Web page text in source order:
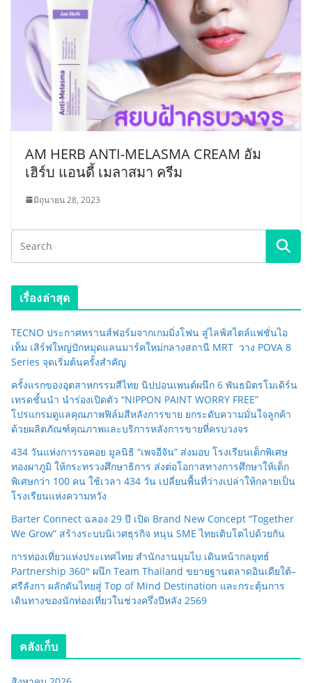
AM HERB ANTI-MELASMA CREAM อัม
เฮิร์บ แอนดี้ เมลาสมา ครีม
มิถุนายน 28, 2023
เรื่องล่าสุด
TECNO ประกาศทรานส์ฟอร์มจากเกมมิ่งโฟน สู่ไลฟ์สไตล์แฟชั่นไอ
เท็ม เสิร์ฟใหญ่ปักหมุดแลนมาร์คใหม่กลางสถานี MRT วาง POVA 8
Series จุดเริ่มต้นครั้งสำคัญ
ครั้งแรกของอุตสาหกรรมสีไทย นิปปอนเพนต์ผนึก 6 พันธมิตรโมเดิร์น
เทรดชั้นนำ นำร่องเปิดตัว “NIPPON PAINT WORRY FREE”
โปรแกรมดูแลคุณภาพฟิล์มสีหลังการขาย ยกระดับความมั่นใจลูกค้า
ด้วยผลิตภัณฑ์คุณภาพและบริการหลังการขายที่ครบวงจร
434 วันแห่งการรอคอย มูลนิธิ “เพจอีจัน” ส่งมอบ โรงเรียนเด็กพิเศษ
ทองผาภูมิ ให้กระทรวงศึกษาธิการ ส่งต่อโอกาสทางการศึกษาให้เด็ก
พิเศษกว่า 100 คน ใช้เวลา 434 วัน เปลี่ยนพื้นที่ว่างเปล่าให้กลายเป็น
โรงเรียนแห่งความหวัง
Barter Connect ฉลอง 29 ปี เปิด Brand New Concept “Together
We Grow” สร้างระบบนิเวศธุรกิจ หนุน SME ไทยเติบโตไปด้วยกัน
การท่องเที่ยวแห่งประเทศไทย สำนักงานมุมไบ เดินหน้ากลยุทธ์
Partnership 360° ผนึก Team Thailand ขยายฐานตลาดอินเดียใต้–
ศรีลังกา ผลักดันไทยสู่ Top of Mind Destination และกระตุ้นการ
เดินทางของนักท่องเที่ยวในช่วงครึ่งปีหลัง 2569
คลังเก็บ